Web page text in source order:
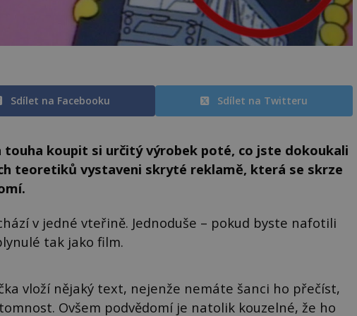
Sdílet na Facebooku Sdílet na Twitteru
touha koupit si určitý výrobek poté, co jste dokoukali
teoretiků vystaveni skryté reklamě, která se skrze
v jedné vteřině. Jednoduše – pokud byste nafotili
tak jako film.
vloží nějaký text, nejenže nemáte šanci ho přečíst,
Ovšem podvědomí je natolik kouzelné, že ho